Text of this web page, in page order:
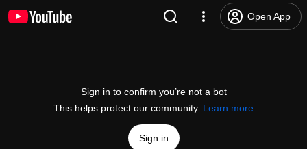
Open App
Sign in to confirm you’re not a bot
This helps protect our community. Learn more
Sign in